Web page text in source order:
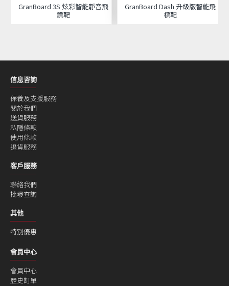
GranBoard 3S 炫彩智能靜音飛
鏢靶
GranBoard Dash 升級版智能飛
標靶
信息咨詢
保養及支援服務
關於我們
送貨服務
私隱條款
使用條款
退貨服務
客戶服務
聯絡我們
批發查詢
其他
特別優惠
會員中心
會員中心
歷史訂單